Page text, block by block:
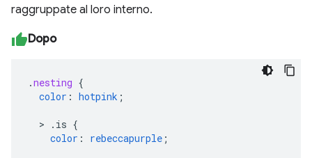
raggruppate al loro interno.
Dopo
.nesting {
color : hotpink ;
> .is {
color : rebeccapurple ;